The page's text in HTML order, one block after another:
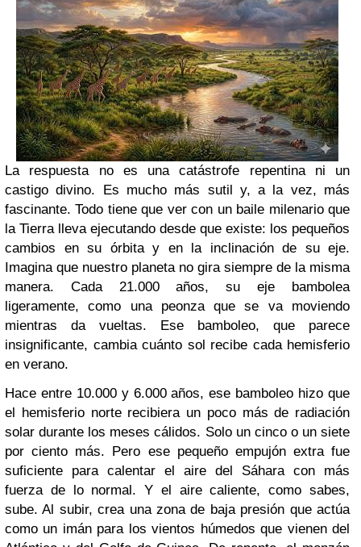
La respuesta no es una catástrofe repentina ni un
castigo divino. Es mucho más sutil y, a la vez, más
fascinante. Todo tiene que ver con un baile milenario que
la Tierra lleva ejecutando desde que existe: los pequeños
cambios en su órbita y en la inclinación de su eje.
Imagina que nuestro planeta no gira siempre de la misma
manera. Cada 21.000 años, su eje bambolea
ligeramente, como una peonza que se va moviendo
mientras da vueltas. Ese bamboleo, que parece
insignificante, cambia cuánto sol recibe cada hemisferio
en verano.
Hace entre 10.000 y 6.000 años, ese bamboleo hizo que
el hemisferio norte recibiera un poco más de radiación
solar durante los meses cálidos. Solo un cinco o un siete
por ciento más. Pero ese pequeño empujón extra fue
suficiente para calentar el aire del Sáhara con más
fuerza de lo normal. Y el aire caliente, como sabes,
sube. Al subir, crea una zona de baja presión que actúa
como un imán para los vientos húmedos que vienen del